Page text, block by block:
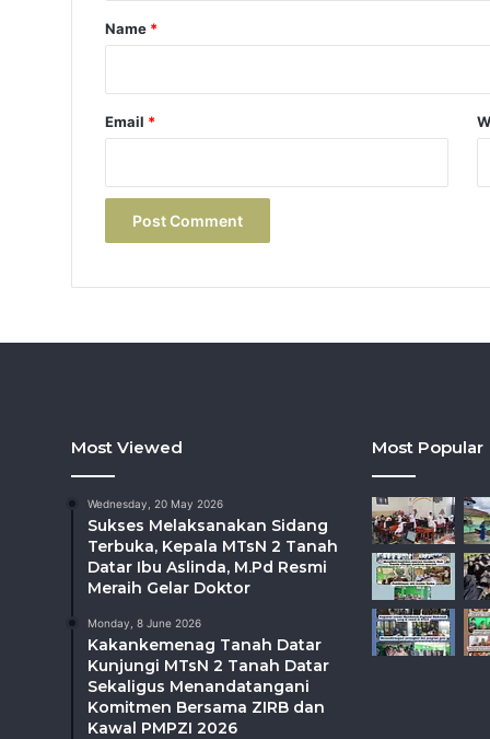
*
Name *
Email *
Most Viewed
Wednesday, 20 May 2026
Sukses Melaksanakan Sidang
Terbuka, Kepala MTsN 2 Tanah
Datar Ibu Aslinda, M.Pd Resmi
Meraih Gelar Doktor
Monday, 8 June 2026
Kakankemenag Tanah Datar
Kunjungi MTsN 2 Tanah Datar
Sekaligus Menandatangani
Komitmen Bersama ZIRB dan
Kawal PMPZI 2026
Most Popular